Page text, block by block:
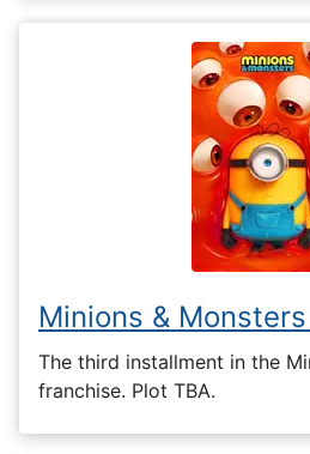
Minions &
The third installment in the
franchise. Plot TBA.